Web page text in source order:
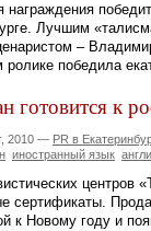
награждения
Лучшим
–
победила
готовится к
2010 — PR в
иностранный язык
центров
сертификаты.
к Новому году и